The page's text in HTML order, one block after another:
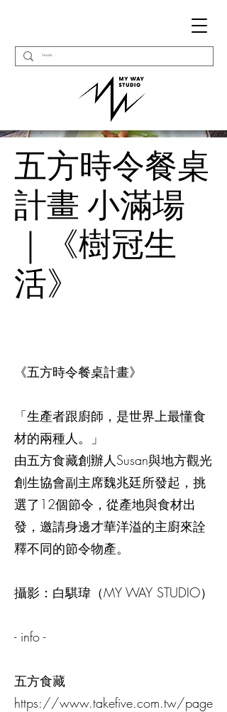
五方時令餐桌
計畫 小滿場
｜《樹冠生
活》
《五方時令餐桌計畫》
「生產者跟廚師，是世界上最懂食
材的兩種人。」
由五方食藏創辦人Susan與地方觀光
創生協會副主席魏兆廷所發起，挑
選了12個節令，從產地與食材出
發，邀請身邊才華洋溢的主廚來詮
釋不同的節令物產。
攝影：白騏瑋（MY WAY STUDIO）
- info -
五方食藏
https://www.takefive.com.tw/page